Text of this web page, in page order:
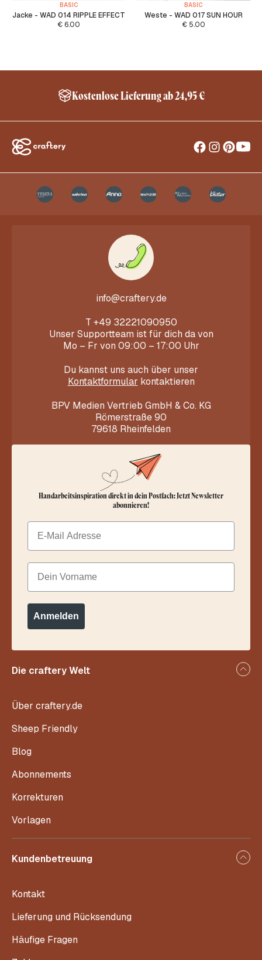
BASIC
Jacke - WAD 014 RIPPLE EFFECT
€ 6.00
BASIC
Weste - WAD 017 SUN HOUR
€5.00
Kostenlose Lieferung ab 24,95 €
info@craftery.de
T +49 32221090950
Unser Supportteam ist für dich da von
Mo – Fr von 09:00 – 17:00 Uhr
Du kannst uns auch über unser
Kontaktformular kontaktieren
BPV Medien Vertrieb GmbH & Co. KG
Römerstraße 90
79618 Rheinfelden
Die craftery Welt
Über craftery.de
Sheep Friendly
Blog
Abonnements
Korrekturen
Vorlagen
Kundenbetreuung
Kontakt
Lieferung und Rücksendung
Häufige Fragen
Handarbeitsinspiration direkt in dein Postfach: Jetzt Newsletter
abonnieren!
Email
Dein Vorname
Anmelden